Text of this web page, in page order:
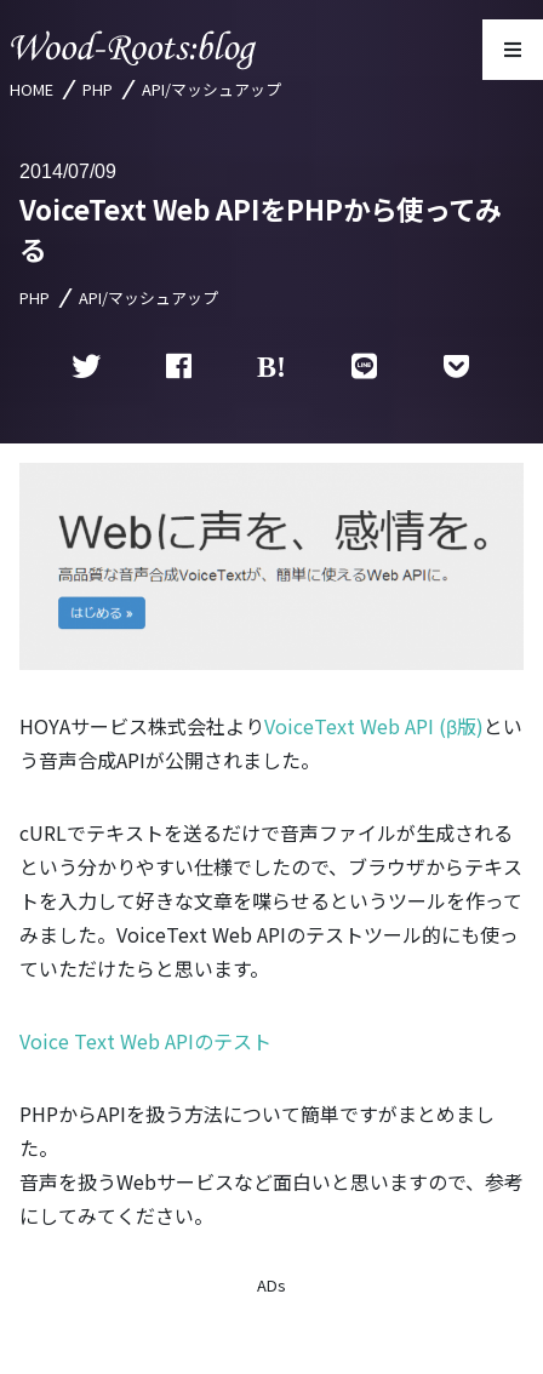
HOME PHP API/マッシュアップ
2014 07/09
VoiceText Web APIをPHPから使ってみ
る
PHP API/マッシュアップ
HOYAサービス株式会社よりVoiceText Web API (β版)とい
う音声合成APIが公開されました。
cURLでテキストを送るだけで音声ファイルが生成される
という分かりやすい仕様でしたので、ブラウザからテキス
トを入力して好きな文章を喋らせるというツールを作って
みました。VoiceText Web APIのテストツール的にも使っ
ていただけたらと思います。
Voice Text Web APIのテスト
PHPからAPIを扱う方法について簡単ですがまとめまし
た。
音声を扱うWebサービスなど面白いと思いますので、参考
にしてみてください。
ADs